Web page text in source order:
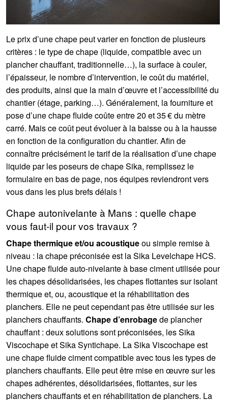
Le prix d’une chape peut varier en fonction de plusieurs
critères : le type de chape (liquide, compatible avec un
plancher chauffant, traditionnelle…), la surface à couler,
l’épaisseur, le nombre d’intervention, le coût du matériel,
des produits, ainsi que la main d’œuvre et l’accessibilité du
chantier (étage, parking…). Généralement, la fourniture et
pose d’une chape fluide coûte entre 20 et 35 € du mètre
carré. Mais ce coût peut évoluer à la baisse ou à la hausse
en fonction de la configuration du chantier. Afin de
connaître précisément le tarif de la réalisation d’une chape
liquide par les poseurs de chape Sika, remplissez le
formulaire en bas de page, nos équipes reviendront vers
vous dans les plus brefs délais !
Chape autonivelante à Mans : quelle chape
vous faut-il pour vos travaux ?
Chape thermique et/ou acoustiqueou simple remise à
niveau : la chape préconisée est la Sika Levelchape HCS.
Une chape fluide auto-nivelante à base ciment utilisée pour
les chapes désolidarisées, les chapes flottantes sur isolant
thermique et, ou, acoustique et la réhabilitation des
planchers. Elle ne peut cependant pas être utilisée sur les
planchers chauffants. Chape d’enrobagede plancher
chauffant : deux solutions sont préconisées, les Sika
Viscochape et Sika Syntichape. La Sika Viscochape est
une chape fluide ciment compatible avec tous les types de
planchers chauffants. Elle peut être mise en œuvre sur les
chapes adhérentes, désolidarisées, flottantes, sur les
planchers chauffants et en réhabilitation de planchers. La